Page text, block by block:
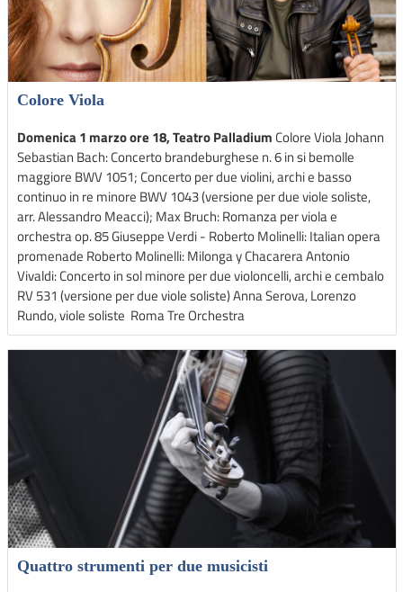
Colore Viola
Domenica 1 marzo ore 18, Teatro Palladium Colore Viola Johann
Sebastian Bach: Concerto brandeburghese n. 6 in si bemolle
maggiore BWV 1051; Concerto per due violini, archi e basso
continuo in re minore BWV 1043 (versione per due viole soliste,
arr. Alessandro Meacci); Max Bruch: Romanza per viola e
orchestra op. 85 Giuseppe Verdi - Roberto Molinelli: Italian opera
promenade Roberto Molinelli: Milonga y Chacarera Antonio
Vivaldi: Concerto in sol minore per due violoncelli, archi e cembalo
RV 531 (versione per due viole soliste) Anna Serova, Lorenzo
Rundo, viole soliste Roma Tre Orchestra
Quattro strumenti per due musicisti